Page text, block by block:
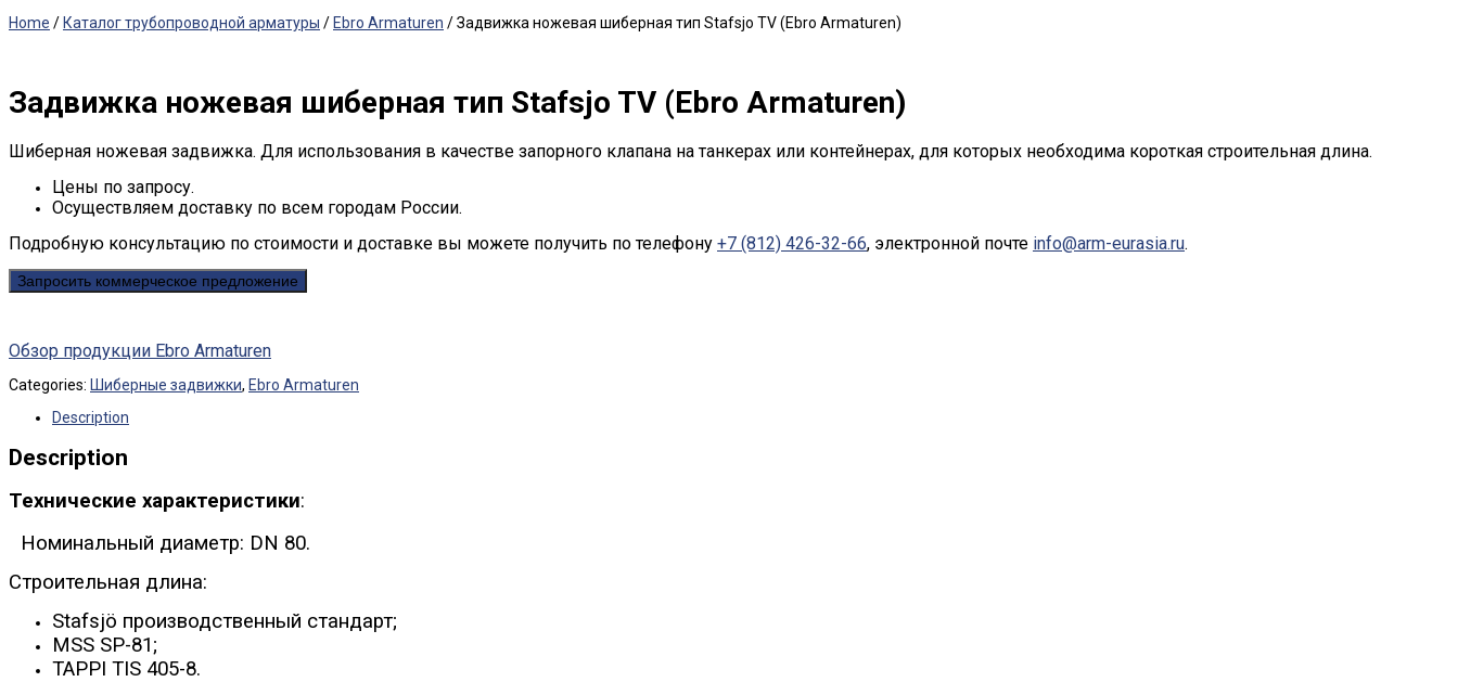
Home / Каталог трубопроводной арматуры / Ebro Armaturen / Задвижка ножевая шиберная тип Stafsjo TV (Ebro Armaturen)
Задвижка ножевая шиберная тип Stafsjo TV (Ebro Armaturen)
Шиберная ножевая задвижка. Для использования в качестве запорного клапана на танкерах или контейнерах, для которых необходима короткая строительная длина.
Цены по запросу.
Осуществляем доставку по всем городам России.
Подробную консультацию по стоимости и доставке вы можете получить по телефону +7 (812) 426-32-66, электронной почте info@arm-eurasia.ru.
Запросить коммерческое предложение
Обзор продукции Ebro Armaturen
Categories: Шиберные задвижки, Ebro Armaturen
Description
Description
Технические характеристики:
Номинальный диаметр: DN 80.
Строительная длина:
Stafsjö производственный стандарт;
MSS SP-81;
TAPPI TIS 405-8.